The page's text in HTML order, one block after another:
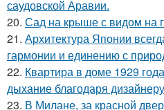
саудовской Аравии.
20. Сад на крыше с видом на
21. Архитектура Японии
гармонии и единению с
22. Квартира в доме 1929
дыхание благодаря
23. В Милане, за красной